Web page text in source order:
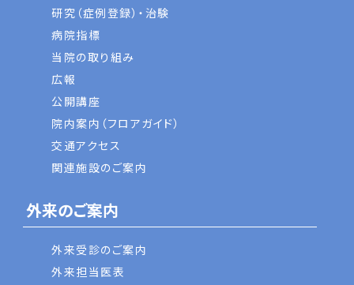
研究（症例登録）・治験
病院指標
当院の取り組み
広報
公開講座
院内案内（フロアガイド）
交通アクセス
関連施設のご案内
外来のご案内
外来受診のご案内
外来担当医表